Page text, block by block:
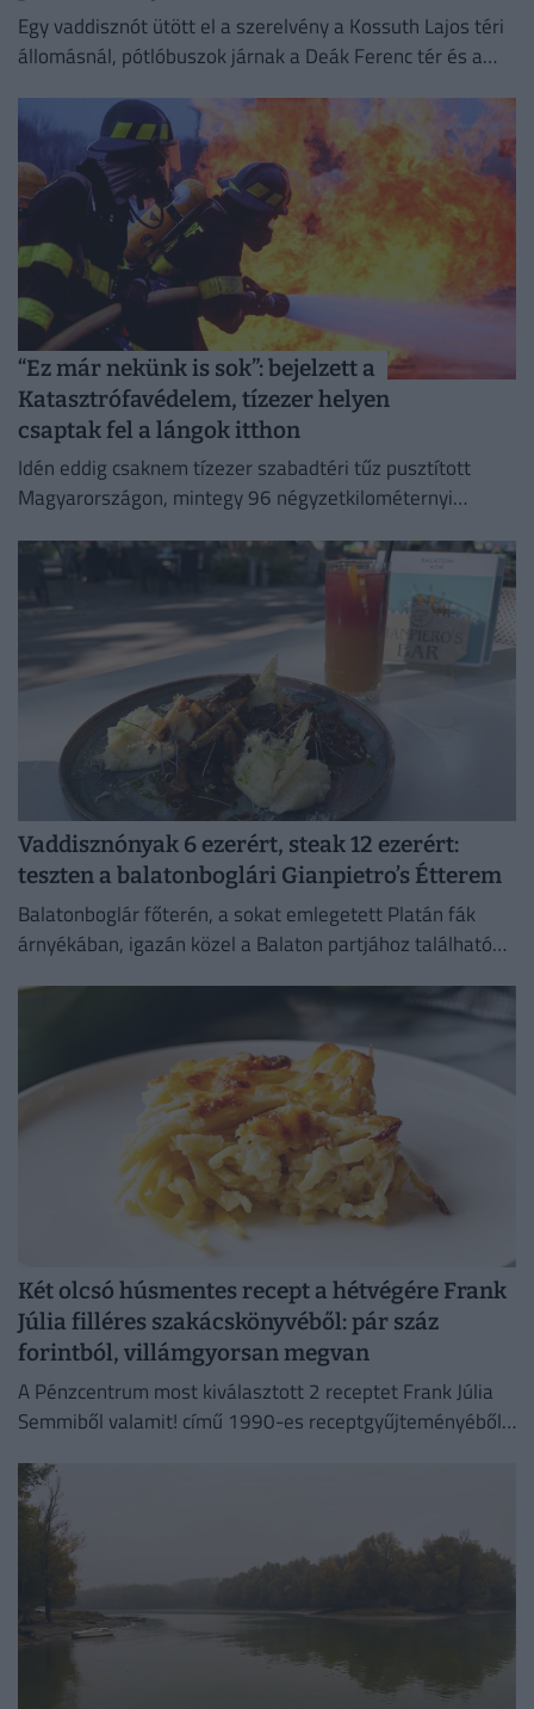
Egy vaddisznót ütött el a szerelvény a Kossuth Lajos téri
állomásnál, pótlóbuszok járnak a Deák Ferenc tér és a
“Ez már nekünk is sok”: bejelzett a
Katasztrófavédelem, tízezer helyen
csaptak fel a lángok itthon
Idén eddig csaknem tízezer szabadtéri tűz pusztított
Magyarországon, mintegy 96 négyzetkilométernyi
Vaddisznónyak 6 ezerért, steak 12 ezerért:
teszten a balatonboglári Gianpietro’s Étterem
Balatonboglár főterén, a sokat emlegetett Platán fák
árnyékában, igazán közel a Balaton partjához található
Két olcsó húsmentes recept a hétvégére Frank
Júlia filléres szakácskönyvéből: pár száz
forintból, villámgyorsan megvan
A Pénzcentrum most kiválasztott 2 receptet Frank Júlia
Semmiből valamit! című 1990-es receptgyűjteményéből